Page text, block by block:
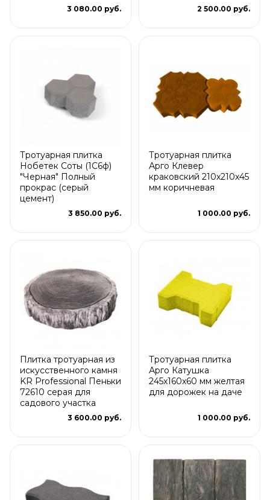
3 080.00 руб. 2 500.00 руб.
Тротуарная плитка
Нобетек Соты (1С6ф)
"Черная" Полный
прокрас (серый
цемент)
3 850.00 руб.
Тротуарная плитка
Арго Клевер
краковский 210x210x45
мм коричневая
1 000.00 руб.
Плитка тротуарная из
искусственного камня
KR Professional Пеньки
72610 серая для
садового участка
3 600.00 руб.
Тротуарная плитка
Арго Катушка
245x160x60 мм желтая
для дорожек на даче
1 000.00 руб.